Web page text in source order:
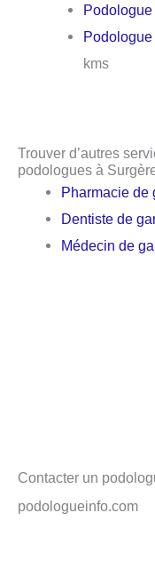
Podologue
Podologue
kms
Trouver d’autres
podologues à
Pharmacie de
Dentiste de
Médecin de
Contacter un
podologueinfo.com